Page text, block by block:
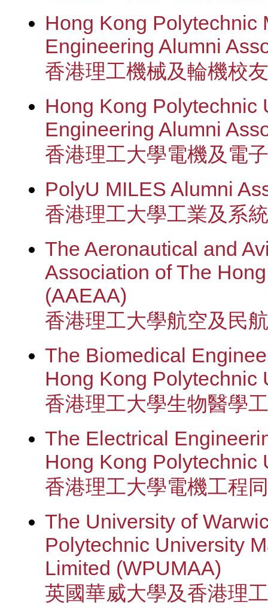
Hong Kong Polytechnic
Engineering Alumni
香港理工機械及輪機校
Hong Kong Polytechnic
Engineering Alumni
香港理工大學電機及電
PolyU MILES Alumni
香港理工大學工業及系
The Aeronautical and
Association of The
(AAEAA)
香港理工大學航空及民
The Biomedical
Hong Kong Polytechnic
香港理工大學生物醫學
The Electrical
Hong Kong Polytechnic
香港理工大學電機工程
The University of
Polytechnic University
Limited (WPUMAA)
英國華威大學及香港理